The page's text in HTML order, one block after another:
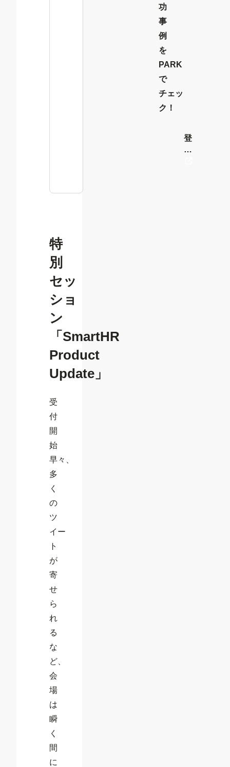
功
事
例
を
PARK
で
チェッ
ク！
登
録
特
別
セッ
ショ
ン
「SmartHR
Product
Update」
受
付
開
始
早々、
多
く
の
ツ
イー
ト
が
寄
せ
ら
れ
る
な
ど、
会
場
は
瞬
く
間
に